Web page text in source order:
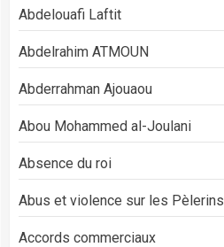
Abdelouafi Laftit
Abdelrahim ATMOUN
Abderrahman Ajouaou
Abou Mohammed al-Joulani
Absence du roi
Abus et violence sur les Pèlerins
Accords commerciaux